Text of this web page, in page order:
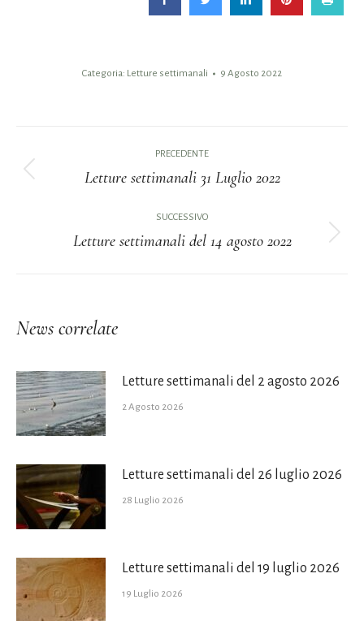
Categoria: Letture settimanali 9 Agosto 2022
tra
PRECEDENTE
Post
precedente:
Letture settimanali 31 Luglio 2022
SUCCESSIVO
Prossimo
Letture settimanali del 14 agosto 2022
News correlate
Letture settimanali del 2 agosto 2026
2 Agosto 2026
Letture settimanali del 26 luglio 2026
28 Luglio 2026
Letture settimanali del 19 luglio 2026
19 Luglio 2026